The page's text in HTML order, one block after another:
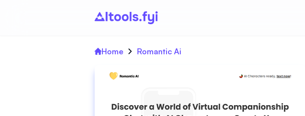
Home Romantic Ai